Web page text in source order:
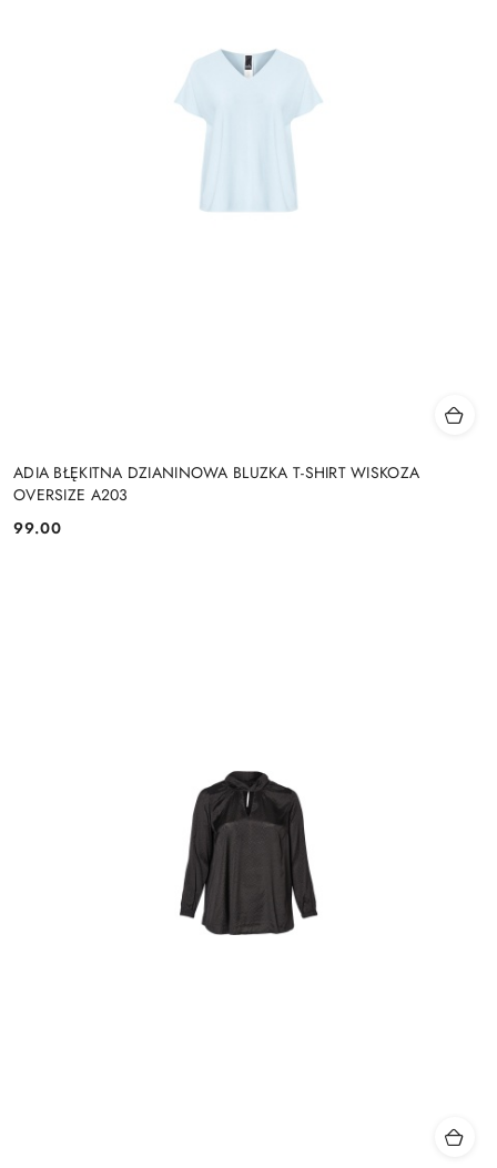
ADIA BŁĘKITNA DZIANINOWA BLUZKA T-SHIRT WISKOZA
OVERSIZE A203
Cena:
99.00